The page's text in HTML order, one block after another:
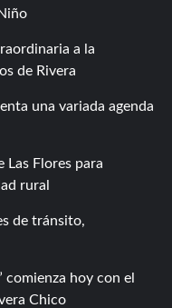
a la
de Rivera
una variada agenda
Las Flores para
rural
de tránsito,
comienza hoy con el
Chico